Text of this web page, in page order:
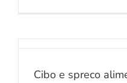
Cibo e spreco